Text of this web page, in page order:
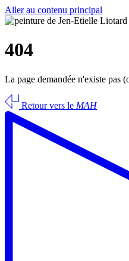
Aller au contenu principal
404
La page demandée n'existe pas
Retour vers le MAH